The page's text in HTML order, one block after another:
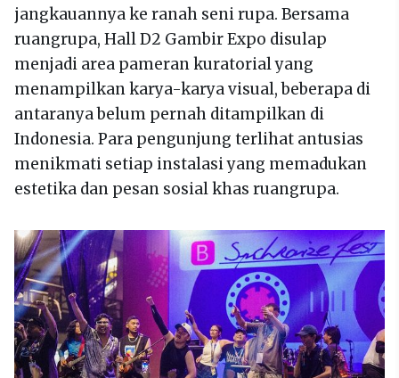
jangkauannya ke ranah seni rupa. Bersama
ruangrupa, Hall D2 Gambir Expo disulap
menjadi area pameran kuratorial yang
menampilkan karya-karya visual, beberapa di
antaranya belum pernah ditampilkan di
Indonesia. Para pengunjung terlihat antusias
menikmati setiap instalasi yang memadukan
estetika dan pesan sosial khas ruangrupa.